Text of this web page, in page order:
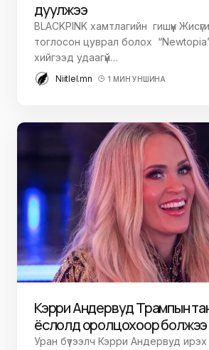
дуулжээ
BLACKPINK хамтлагийн гишүүн
тоглосон цуврал болох
хийгээд удаагүй…
Niitlel.mn 1 МИН УНШИНА
Кэрри Андервуд Трампын
ёслолд оролцохоор болжээ
Уран бүтээлч Кэрри Андервуд